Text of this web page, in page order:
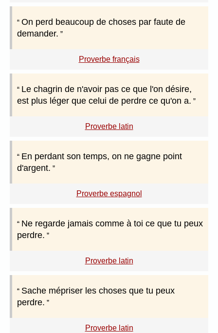
On perd beaucoup de choses par faute de
demander.
Proverbe français
Le chagrin de n'avoir pas ce que l'on désire,
est plus léger que celui de perdre ce qu'on a.
Proverbe latin
En perdant son temps, on ne gagne point
d'argent.
Proverbe espagnol
Ne regarde jamais comme à toi ce que tu peux
perdre.
Proverbe latin
Sache mépriser les choses que tu peux
perdre.
Proverbe latin